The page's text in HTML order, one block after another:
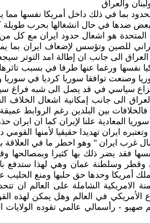
والعراق
بما في ذلك داخل أمريكا نفسها
ضدها في حال انشغالها بحرب
المتحدة هو اشعال حدود ايران مع كل
للصين وتؤسس لإضعاف ايران بما
الى جانب ان إطالة امد التوتر
نفسها ورغما عنها طرفا في بسبب
وصنعت توافقا سوريا كرديا في سوريا
سياسي في قد يصل الى شبه فراغ
الى جانب إمكانية اشعال
بين البلدين رغم الروابط
المعادية علنا لإيران كما ان ايران
ايران تهديدا حقيقيا لأمنها
غرب ايران " وهو اخطر ما في العلاقة
فقد يضر ذلك بها كثيرا
وقطر وسلطنة عمان وهي لهذا ستدفع
أمريكا وحدها حق حلبها ومنع الحليب
الامريكية الشاملة على العالم ان
الأمريكي في العالم وهل يمكن لهذه
صهيو - رأسمالي عالمي تقوده